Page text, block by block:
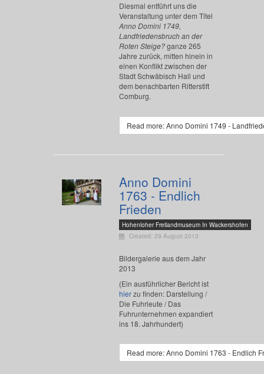
Diesmal entführt uns die
Veranstaltung unter dem Titel
Anno Domini 1749,
Landfriedensbruch an der
Roten Steige?ganze 265
Jahre zurück, mitten hinein in
einen Konflikt zwischen der
Stadt Schwäbisch Hall und
dem benachbarten Ritterstift
Comburg.
Read more: Anno Domini 1749 -
Anno Domini
1763 - Endlich
Frieden
Hohenloher Freilandmuseum In Wackershofen
Created: 29 August 2013
Bildergalerie aus dem Jahr
2013
(Ein ausführlicher Bericht ist
hierzu finden: Darstellung /
Die Fuhrleute / Das
Fuhrunternehmen expandiert
ins 18. Jahrhundert)
Read more: Anno Domini 1763 - Endlich